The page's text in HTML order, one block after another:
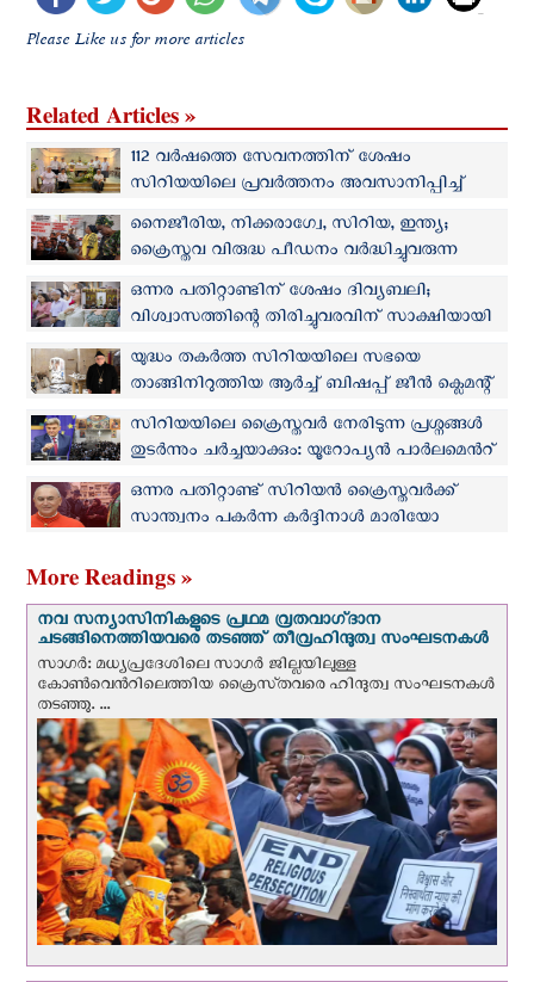
Please Like us for more articles
Related Articles »
112 വർഷത്തെ സേവനത്തിന് ശേഷം
സിറിയയിലെ പ്രവര്‍ത്തനം അവസാനിപ്പിച്ച്
ഫ്രാൻസിസ്കൻ സന്യാസിനികള്‍
നൈജീരിയ, നിക്കരാഗ്വേ, സിറിയ, ഇന്ത്യ;
ക്രൈസ്തവ വിരുദ്ധ പീഡനം വർദ്ധിച്ചുവരുന്ന
രാജ്യങ്ങളുടെ പട്ടിക പുറത്തുവിട്ട് ഐ‌സി‌സി
ഒന്നര പതിറ്റാണ്ടിന് ശേഷം ദിവ്യബലി;
വിശ്വാസത്തിന്റെ തിരിച്ചുവരവിന് സാക്ഷിയായി
മധ്യ സിറിയൻ പട്ടണം
യുദ്ധം തകർത്ത സിറിയയിലെ സഭയെ
താങ്ങിനിറുത്തിയ ആർച്ച് ബിഷപ്പ് ജീന്‍ ക്ലെമന്റ്
വിടവാങ്ങി
സിറിയയിലെ ക്രൈസ്തവര്‍ നേരിടുന്ന പ്രശ്നങ്ങള്‍
തുടര്‍ന്നും ചർച്ചയാക്കും: യൂറോപ്യൻ പാർലമെന്‍റ്
പ്രതിനിധി
ഒന്നര പതിറ്റാണ്ട് സിറിയന്‍ ക്രൈസ്തവര്‍ക്ക്
സാന്ത്വനം പകര്‍ന്ന കർദ്ദിനാൾ മാരിയോ
More Readings »
നവ സന്യാസിനികളുടെ പ്രഥമ വ്രതവാഗ്‌ദാന
ചടങ്ങിനെത്തിയവരെ തടഞ്ഞ് തീവ്രഹിന്ദുത്വ സംഘടനകള്‍
സാഗർ: മധ്യപ്രദേശിലെ സാഗർ ജില്ലയിലുള്ള
കോൺവെന്‍റിലെത്തിയ ക്രൈസ്‌തവരെ ഹിന്ദുത്വ സംഘടനകൾ
തടഞ്ഞു. ...